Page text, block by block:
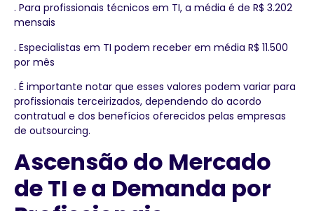
. Para profissionais técnicos em TI, a média é de R$ 3.202
mensais
. Especialistas em TI podem receber em média R$ 11.500
por mês
. É importante notar que esses valores podem variar para
profissionais terceirizados, dependendo do acordo
contratual e dos benefícios oferecidos pelas empresas
de outsourcing.
Ascensão do Mercado
de TI e a Demanda por